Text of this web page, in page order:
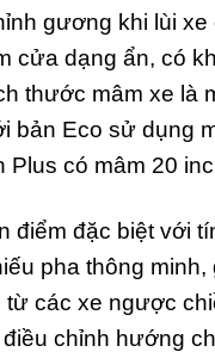
gương khi lùi xe
cửa dạng ẩn, có
thước mâm xe là
bản Eco sử dụng
Plus có mâm 20
điểm đặc biệt với
pha thông minh,
từ các xe ngược
chỉnh hướng